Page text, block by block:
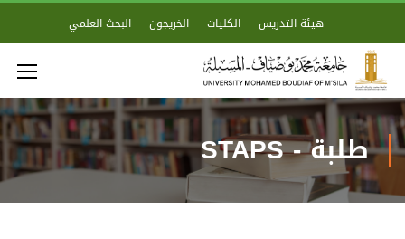
هيئة التدريس الكليات الخريجون البحث العلمي
طلبة - STAPS